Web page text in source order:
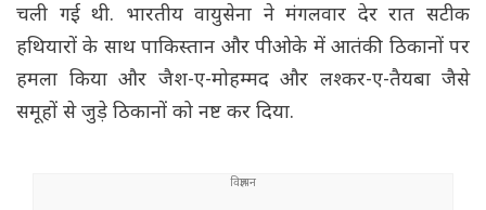
चली गई थी. भारतीय वायुसेना ने मंगलवार देर रात सटीक
हथियारों के साथ पाकिस्तान और पीओके में आतंकी ठिकानों पर
हमला किया और जैश-ए-मोहम्मद और लश्कर-ए-तैयबा जैसे
समूहों से जुड़े ठिकानों को नष्ट कर दिया.